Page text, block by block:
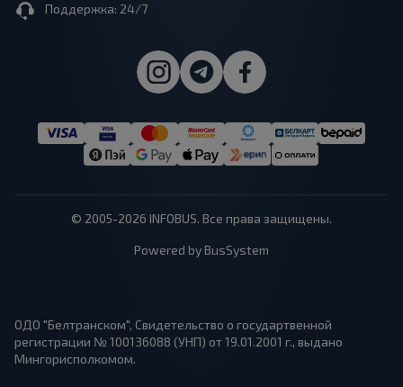
Поддержка: 24/7
© 2005-2026 INFOBUS. Все права защищены.
Powered by BusSystem
ОДО "Белтранском", Свидетельство о государтвенной
регистрации № 100136088 (УНП) от 19.01.2001 г., выдано
Мингорисполкомом.